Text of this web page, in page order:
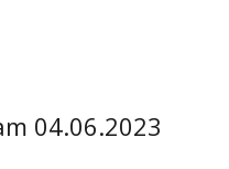
04.06.2023